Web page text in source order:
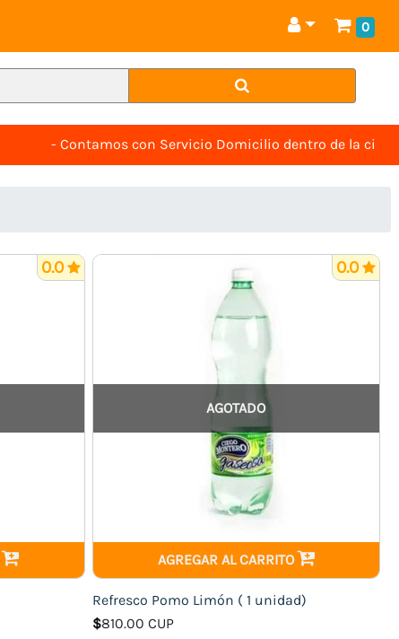
0
- Contamos con Servicio Domicilio dentro de la ciudad -
0.0
AGOTADO
AGREGAR AL CARRITO
0.0
Refresco Pomo Limón ( 1 unidad)
$810.00 CUP